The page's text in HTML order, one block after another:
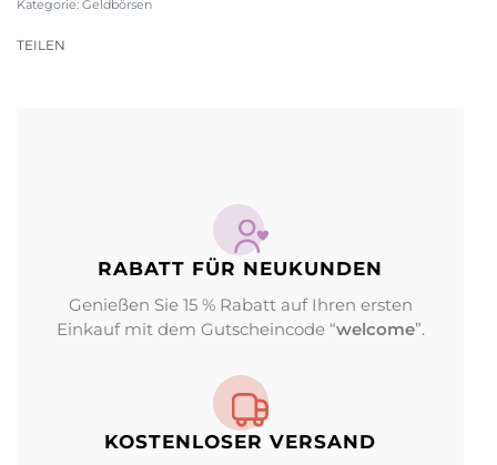
Kategorie: Geldbörsen
TEILEN
RABATT FÜR NEUKUNDEN
Genießen Sie 15 % Rabatt auf Ihren ersten
Einkauf mit dem Gutscheincode “welcome”.
KOSTENLOSER VERSAND